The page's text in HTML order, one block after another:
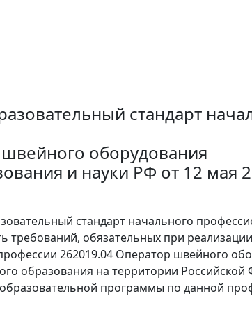
стандарт
оборудования
и науки РФ от 12 мая
стандарт начального
требований, обязательных при
262019.04 Оператор швейного
образования на территории
программы по данной